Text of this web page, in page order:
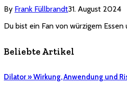
By Frank Füllbrandt31. August 2024
Du bist ein Fan von würzigem
Beliebte Artikel
Dilator » Wirkung, Anwendung und